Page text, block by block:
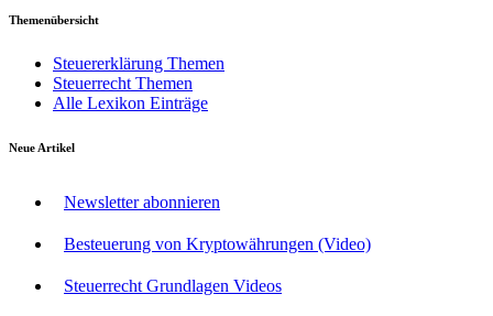
Themenübersicht
Steuererklärung Themen
Steuerrecht Themen
Alle Lexikon Einträge
Neue Artikel
Newsletter abonnieren
Besteuerung von Kryptowährungen (Video)
Steuerrecht Grundlagen Videos